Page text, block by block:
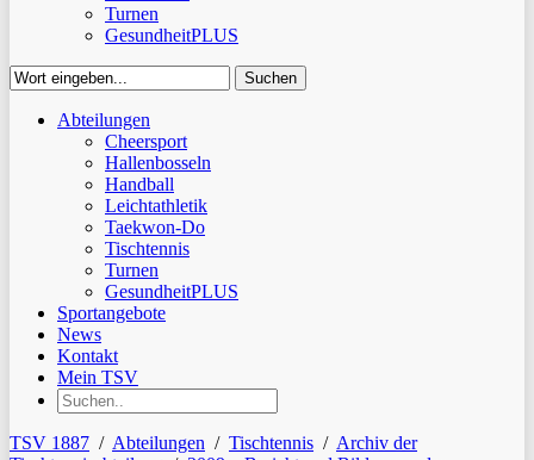
Turnen
GesundheitPLUS
Suchen
SuchenAbteilungen
Cheersport
Hallenbosseln
Handball
Leichtathletik
Taekwon-Do
Tischtennis
Turnen
GesundheitPLUS
Sportangebote
News
Kontakt
Mein TSV
TSV 1887 / Abteilungen / Tischtennis / Archiv der